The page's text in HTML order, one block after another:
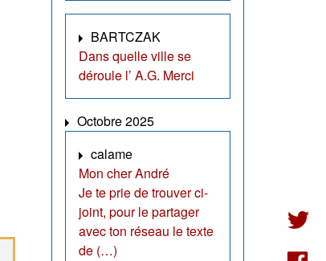
BARTCZAK
Dans quelle ville se
déroule l’ A.G. Merci
Octobre 2025
calame
Mon cher André
Je te prie de trouver ci-
joint, pour le partager
avec ton réseau le texte
de (…)